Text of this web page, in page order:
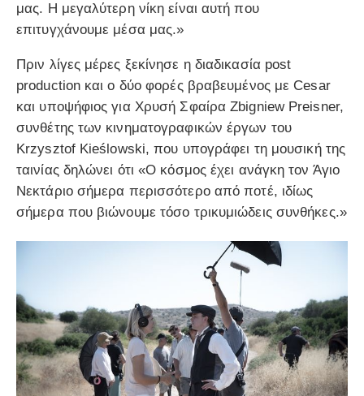
μας. Η μεγαλύτερη νίκη είναι αυτή που
επιτυγχάνουμε μέσα μας.»
Πριν λίγες μέρες ξεκίνησε η διαδικασία post
production και ο δύο φορές βραβευμένος με Cesar
και υποψήφιος για Χρυσή Σφαίρα Zbigniew Preisner,
συνθέτης των κινηματογραφικών έργων του
Krzysztof Kieślowski, που υπογράφει τη μουσική της
ταινίας δηλώνει ότι «Ο κόσμος έχει ανάγκη τον Άγιο
Νεκτάριο σήμερα περισσότερο από ποτέ, ιδίως
σήμερα που βιώνουμε τόσο τρικυμιώδεις συνθήκες.»